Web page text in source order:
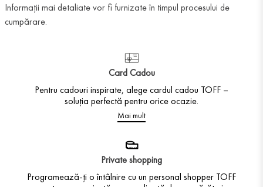
Informații mai detaliate vor fi furnizate în timpul procesului de
cumpărare.
Card Cadou
Pentru cadouri inspirate, alege cardul cadou TOFF –
soluția perfectă pentru orice ocazie.
Mai mult
Private shopping
Programează-ți o întâlnire cu un personal shopper TOFF